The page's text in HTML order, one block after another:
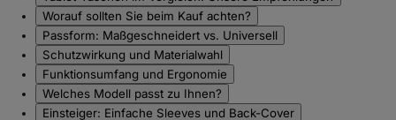
Worauf sollten Sie beim Kauf achten?
Passform: Maßgeschneidert vs. Universell
Schutzwirkung und Materialwahl
Funktionsumfang und Ergonomie
Welches Modell passt zu Ihnen?
Einsteiger: Einfache Sleeves und Back-Cover